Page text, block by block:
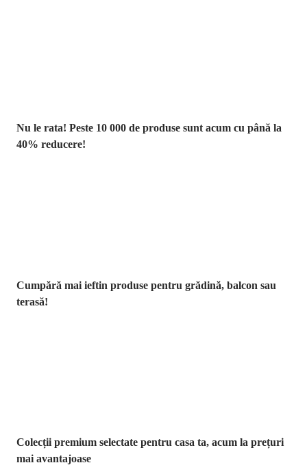
Nu le rata! Peste 10 000 de produse sunt acum cu până la
40% reducere!
Cumpără mai ieftin produse pentru grădină, balcon sau
terasă!
Colecții premium selectate pentru casa ta, acum la prețuri
mai avantajoase